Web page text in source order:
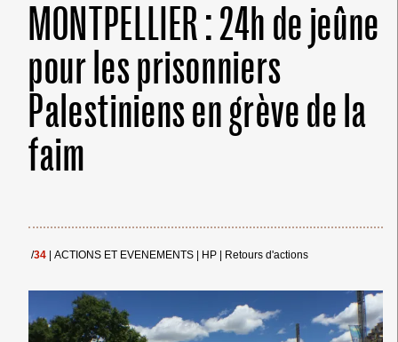
MONTPELLIER : 24h de jeûne
pour les prisonniers
Palestiniens en grève de la
faim
/34 ACTIONS ET EVENEMENTS HP Retours d'actions